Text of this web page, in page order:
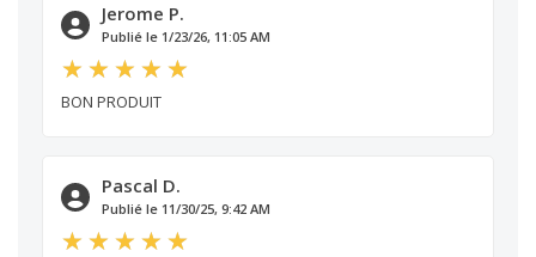
Jerome P.
Publié le 1/23/26, 11:05 AM
BON PRODUIT
Pascal D.
Publié le 11/30/25, 9:42 AM